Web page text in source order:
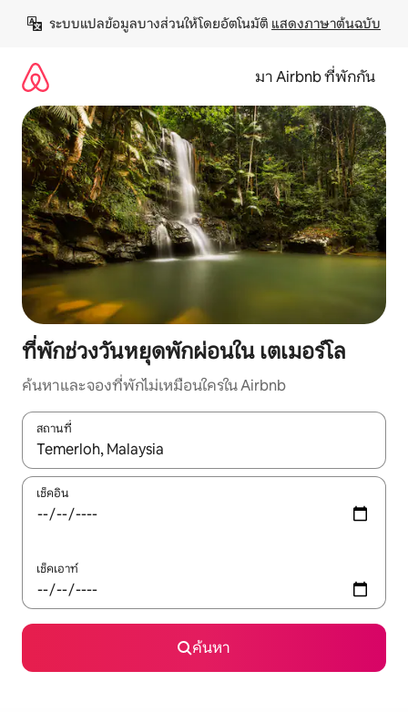
เนื้อหา
ระบบแปลข้อมูลบางส่วนให้โดยอัตโนมัติ แสดงภาษาต้นฉบับ
มา Airbnb ที่พักกัน
ที่พักช่วงวันหยุดพักผ่อนใน เตเมอร์โล
ค้นหาและจองที่พักไม่เหมือนใครใน Airbnb
สถานที่
ใช้ลูกศรขึ้นลง หรือใช้การสัมผัสหรือปัด เพื่อสำรวจผลการค้นหา
เช็คอิน
เช็คเอาท์
ค้นหา